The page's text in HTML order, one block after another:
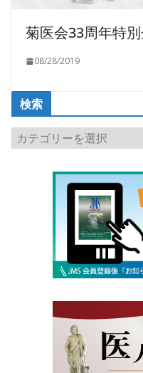
菊医会33周年特
08/28/2019
検索
検